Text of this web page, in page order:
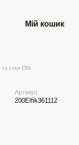
Мій кошик
та соки Elfik
Артикул
200Elfik361112